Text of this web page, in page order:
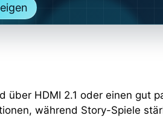
HDMI 2.1 oder einen gut
während Story-Spiele